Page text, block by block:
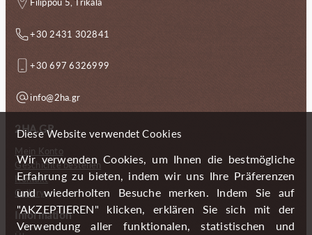
+30 2431 302841
+30 697 6326999
info@2ha.gr
2HA.GR
Mein Konto
Geschichte bestellen
Kontakt
Gallery
Information
Diese Website verwendet Cookies
Wir verwenden Cookies, um Ihnen die bestmögliche
Erfahrung zu bieten, indem wir uns Ihre Präferenzen
und wiederholten Besuche merken. Indem Sie auf
"AKZEPTIEREN" klicken, erklären Sie sich mit der
Verwendung aller funktionalen, statistischen und